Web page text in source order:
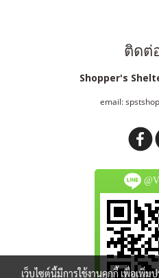
ติดต่
Shopper's
email:
เว็บไซต์นี้มีการใช้งานคุกกี้ เพื่อเพิ่